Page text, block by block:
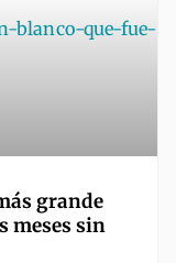
grande
meses sin